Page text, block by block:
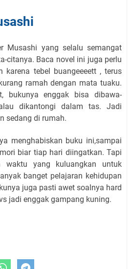
Musashi yang selalu semangat
citanya. Baca novel ini juga perlu
karena tebel buangeeeett , terus
ramah dengan mata tuaku.
bukunya enggak bisa dibawa-
dikantongi dalam tas. Jadi
sedang di rumah.
menghabiskan buku ini,sampai
biar tiap hari diingatkan. Tapi
waktu yang kuluangkan untuk
banget pelajaran kehidupan
juga pasti awet soalnya hard
jadi enggak gampang kuning.